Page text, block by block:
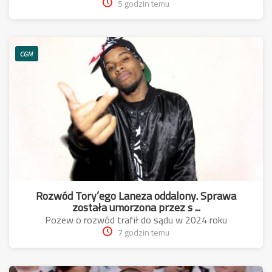
5 godzin temu
CGM
Rozwód Tory’ego Laneza oddalony. Sprawa
została umorzona przez s ...
Pozew o rozwód trafił do sądu w 2024 roku
7 godzin temu